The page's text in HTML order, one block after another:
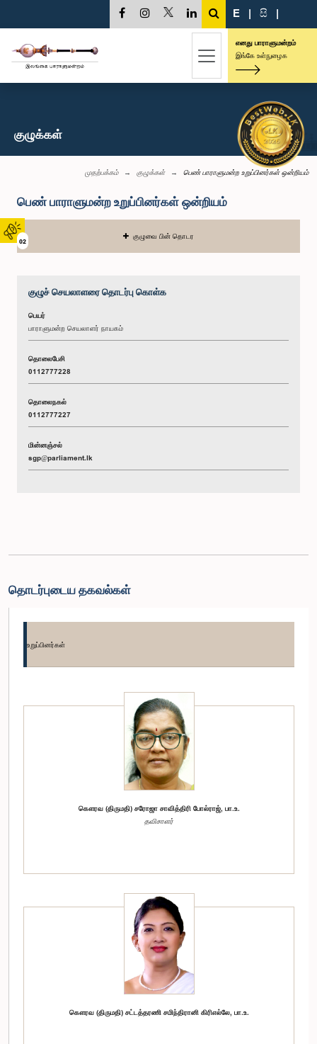
02
E | සි |
எனது பாராளுமன்றம்
இங்கே உள்நுழைக
குழுக்கள்
முதற்பக்கம் குழுக்கள் பெண் பாராளுமன்ற உறுப்பினர்கள் ஒன்றியம்
பெண் பாராளுமன்ற உறுப்பினர்கள் ஒன்றியம்
குழுவை பின் தொடர
குழுச் செயலாளரை தொடர்பு கொள்க
பெயர்
பாராளுமன்ற செயலாளர் நாயகம்
தொலைபேசி
0112777228
தொலைநகல்
0112777227
மின்னஞ்சல்
sgp@parliament.lk
தொடர்புடைய தகவல்கள்
உறுப்பினர்கள்
கௌரவ (திருமதி) சரோஜா சாவித்திரி போல்ராஜ், பா.உ.
தவிசாளர்
கௌரவ (திருமதி) சட்டத்தரணி சமிந்திரானி கிரிஎல்லே, பா.உ.